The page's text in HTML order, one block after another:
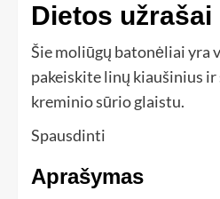
Dietos užrašai
Šie moliūgų batonėliai yra
pakeiskite linų kiaušinius ir
kreminio sūrio glaistu.
Spausdinti
Aprašymas